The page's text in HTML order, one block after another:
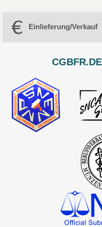
Einlieferung/Verkauf